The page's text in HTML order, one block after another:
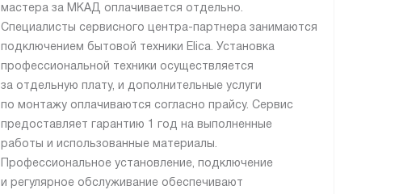
мастера за МКАД оплачивается отдельно.
Специалисты сервисного центра-партнера занимаются
подключением бытовой техники Elica. Установка
профессиональной техники осуществляется
за отдельную плату, и дополнительные услуги
по монтажу оплачиваются согласно прайсу. Сервис
предоставляет гарантию 1 год на выполненные
работы и использованные материалы.
Профессиональное установление, подключение
и регулярное обслуживание обеспечивают